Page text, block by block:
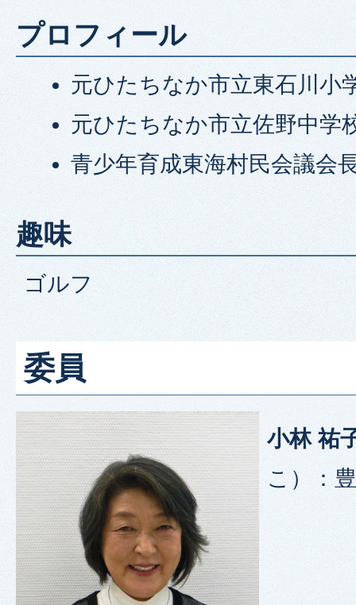
プロフィール
元ひたちなか市立東石川小
元ひたちなか市立佐野中学
青少年育成東海村民会議会
趣味
ゴルフ
委員
小林 祐
こ）：